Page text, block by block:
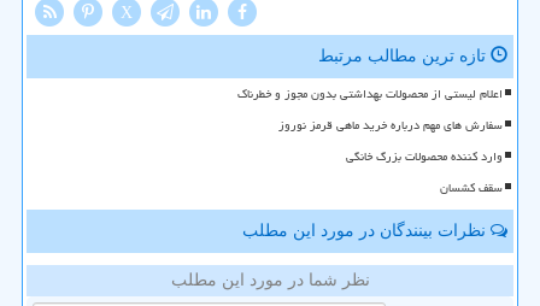
X
تازه ترین مطالب مرتبط
اعلام لیستی از محصولات بهداشتی بدون مجوز و خطرناک
سفارش های مهم درباره خرید ماهی قرمز نوروز
وارد كننده محصولات بزرگ خانگی
سقف كشسان
نظرات بینندگان در مورد این مطلب
نظر شما در مورد این مطلب